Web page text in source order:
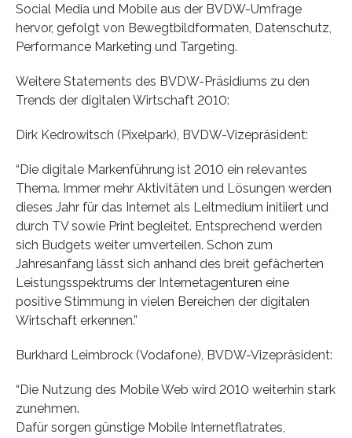
Social Media und Mobile aus der BVDW-Umfrage
hervor, gefolgt von Bewegtbildformaten, Datenschutz,
Performance Marketing und Targeting.
Weitere Statements des BVDW-Präsidiums zu den
Trends der digitalen Wirtschaft 2010:
Dirk Kedrowitsch (Pixelpark), BVDW-Vizepräsident:
“Die digitale Markenführung ist 2010 ein relevantes
Thema. Immer mehr Aktivitäten und Lösungen werden
dieses Jahr für das Internet als Leitmedium initiiert und
durch TV sowie Print begleitet. Entsprechend werden
sich Budgets weiter umverteilen. Schon zum
Jahresanfang lässt sich anhand des breit gefächerten
Leistungsspektrums der Internetagenturen eine
positive Stimmung in vielen Bereichen der digitalen
Wirtschaft erkennen.”
Burkhard Leimbrock (Vodafone), BVDW-Vizepräsident:
“Die Nutzung des Mobile Web wird 2010 weiterhin stark
zunehmen.
Dafür sorgen günstige Mobile Internetflatrates,